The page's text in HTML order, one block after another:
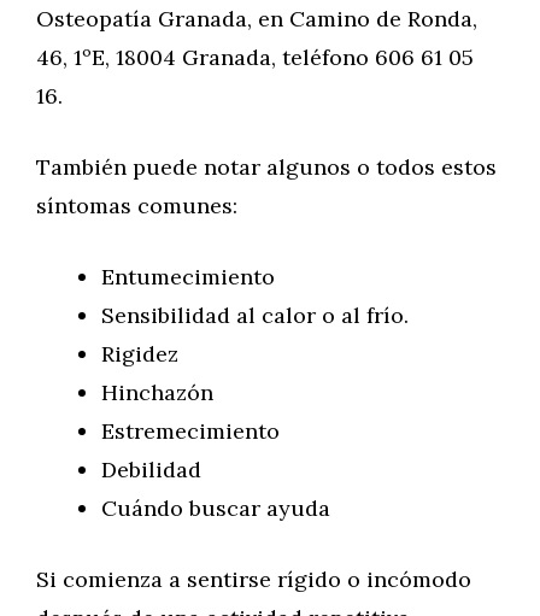
Osteopatía Granada, en Camino de Ronda,
46, 1ºE, 18004 Granada, teléfono 606 61 05
16.
También puede notar algunos o todos estos
síntomas comunes:
Entumecimiento
Sensibilidad al calor o al frío.
Rigidez
Hinchazón
Estremecimiento
Debilidad
Cuándo buscar ayuda
Si comienza a sentirse rígido o incómodo